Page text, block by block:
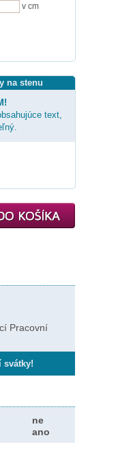
v cm
na stenu
text,
Pracovní
svátky!
ne
ano